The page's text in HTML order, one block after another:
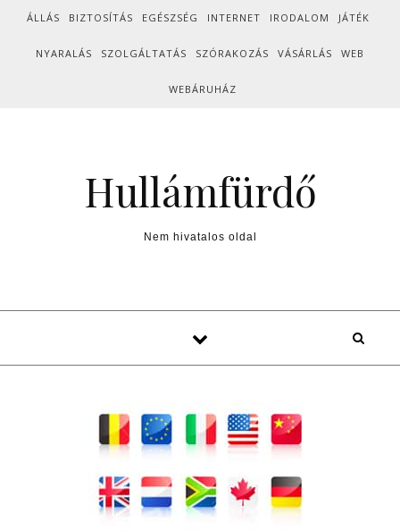
Skip to content
ÁLLÁS BIZTOSÍTÁS EGÉSZSÉG INTERNET IRODALOM JÁTÉK
NYARALÁS SZOLGÁLTATÁS SZÓRAKOZÁS VÁSÁRLÁS WEB
WEBÁRUHÁZ
Hullámfürdő
Nem hivatalos oldal